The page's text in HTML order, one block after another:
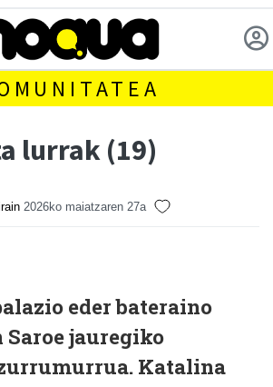
lurrak (19)
2026ko maiatzaren 27a
eder bateraino
Saroe jauregiko
Katalina